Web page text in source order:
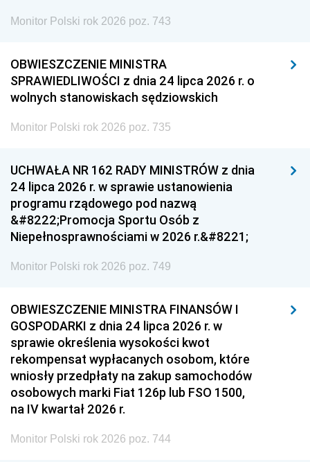
Monitor Polski rok 2026 poz. 743
OBWIESZCZENIE MINISTRA
SPRAWIEDLIWOŚCI z dnia 24 lipca 2026 r. o
wolnych stanowiskach sędziowskich
Monitor Polski rok 2026 poz. 735
UCHWAŁA NR 162 RADY MINISTRÓW z dnia
24 lipca 2026 r. w sprawie ustanowienia
programu rządowego pod nazwą
&#8222;Promocja Sportu Osób z
Niepełnosprawnościami w 2026 r.&#8221;
Monitor Polski rok 2026 poz. 749
OBWIESZCZENIE MINISTRA FINANSÓW I
GOSPODARKI z dnia 24 lipca 2026 r. w
sprawie określenia wysokości kwot
rekompensat wypłacanych osobom, które
wniosły przedpłaty na zakup samochodów
osobowych marki Fiat 126p lub FSO 1500,
na IV kwartał 2026 r.
Monitor Polski rok 2026 poz. 744